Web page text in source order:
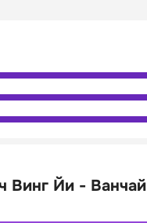
Винг Йи -